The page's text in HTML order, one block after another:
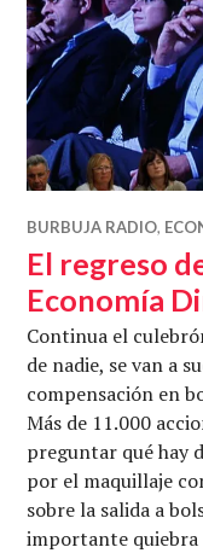
BURBUJA RADIO,
El regreso
Economía
Continua el
de nadie, se van a
compensación en
Más de 11.000
preguntar qué hay
por el maquillaje
sobre la salida a
importante quiebra